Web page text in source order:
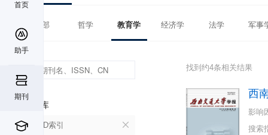
首页
助手
期刊
全部 哲学 教育学 经济学 法学 军事
数据库
CSCD索引
找到约4条相关结果
西
影响
搜索